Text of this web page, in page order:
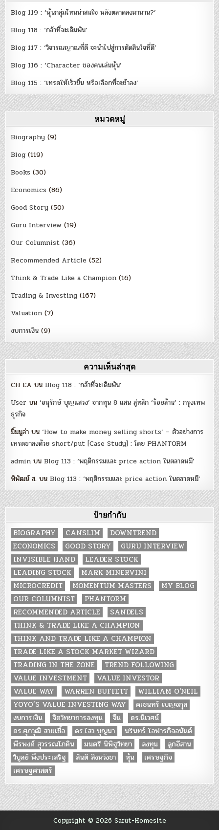
Blog 119 : ‘หุ้นกลุ่มไหนน่าสนใจ หลังตลาดลงมานาน?’
Blog 118 : ‘กล้าที่จะเดิมพัน’
Blog 117 : ‘วิจารณญาณที่ดี จะนำไปสู่การตัดสินใจที่ดี’
Blog 116 : ‘Character ของคนเล่นหุ้น’
Blog 115 : ‘เทรดให้เร็วขึ้น หรือเลือกที่จะช้าลง’
หมวดหมู่
Biography (9)
Blog (119)
Books (30)
Economics (86)
Good Story (50)
Guru Interview (19)
Our Columnist (36)
Recommended Article (52)
Think & Trade Like a Champion (16)
Trading & Investing (167)
Valuation (7)
งบการเงิน (9)
ความเห็นล่าสุด
CH EA บนBlog 118 : ‘กล้าที่จะเดิมพัน’
User บน‘อนุรักษ์ บุญแสวง’ จากทุน 8 แสน สู่หลัก ‘ร้อยล้าน’ : กรุงเทพ
ธุรกิจ
มิ้มมูล่า บน‘How to make money selling shorts’ – ตัวอย่างการ
เทรดขาลงด้วย short/put [Case Study] : โดย PHANTORM
admin บนBlog 113 : ‘พฤติกรรมและ price action ในตลาดหมี’
พิพัฒน์ ส. บนBlog 113 : ‘พฤติกรรมและ price action ในตลาดหมี’
ป้ายกำกับ
BIOGRAPHY CANSLIM
DOWNTREND
ECONOMICS
GOOD STORY
GURU INTERVIEW
INVISIBLE HAND
LEADER STOCK
LEADING STOCK
MARK MINERVINI
MICROCREDIT
MOMENTUM MASTERS
MY BLOG
OUR COLUMNIST
PHANTORM
RECOMMENDED ARTICLE
SANDELS
THINK & TRADE LIKE A CHAMPION
THINK AND TRADE LIKE A CHAMPION
TRADE LIKE A STOCK MARKET WIZARD
TRADING IN THE ZONE
TREND FOLLOWING
VALUE INVESTMENT
VALUE INVESTOR
VALUE WAY
WARREN BUFFETT
WILLIAM O'NEIL
YOYO’S VALUE INVESTING WAY
คเชนทร์ เบญจกุล
งบการเงิน
จิตวิทยาการลงทุน จีน
ดร.นิเวศน์
ดร.ศุภวุฒิ สายเชื้อ
ดร.ไสว บุญมา
นรินทร์ โอฬารกิจอนันต์
พีรพงศ์ สุวรรณโภคิน
มนตรี นิพิฐวิทยา ลงทุน
ลูกอีสาน
วิบูลย์ พึงประเสริฐ
สันติ สิงหวังชา หุ้น
เศรษฐกิจ
เศรษฐศาสตร์
Copyright © 2026 Sarut-Homesite